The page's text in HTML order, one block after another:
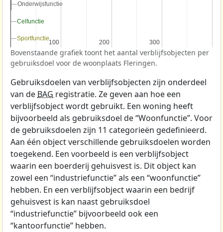
100
100 200
200 300
300
Onderwijsfunctie
Onderwijsfunctie
Celfunctie
Celfunctie
Sportfunctie
Sportfunctie
Bovenstaande grafiek toont het aantal verblijfsobjecten per
gebruiksdoel voor de woonplaats Fleringen.
Gebruiksdoelen van verblijfsobjecten zijn onderdeel
van de BAG registratie. Ze geven aan hoe een
verblijfsobject wordt gebruikt. Een woning heeft
bijvoorbeeld als gebruiksdoel de “Woonfunctie”. Voor
de gebruiksdoelen zijn 11 categorieën gedefinieerd.
Aan één object verschillende gebruiksdoelen worden
toegekend. Een voorbeeld is een verblijfsobject
waarin een boerderij gehuisvest is. Dit object kan
zowel een “industriefunctie” als een “woonfunctie”
hebben. En een verblijfsobject waarin een bedrijf
gehuisvest is kan naast gebruiksdoel
“industriefunctie” bijvoorbeeld ook een
“kantoorfunctie” hebben.